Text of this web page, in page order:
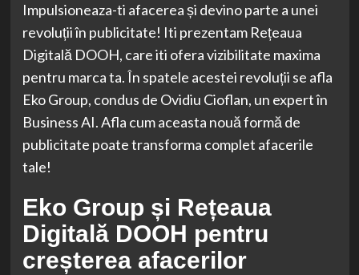
Impulsioneaza-ti afacerea și devino parte a unei
revoluții în publicitate! Iti prezentam Rețeaua
Digitală DOOH, care iti ofera vizibilitate maxima
pentru marca ta. În spatele acestei revoluții se afla
Eko Group, condus de Ovidiu Cioflan, un expert în
Business AI. Afla cum aceasta nouă formă de
publicitate poate transforma complet afacerile
tale!
Eko Group și Rețeaua
Digitală DOOH pentru
creșterea afacerilor